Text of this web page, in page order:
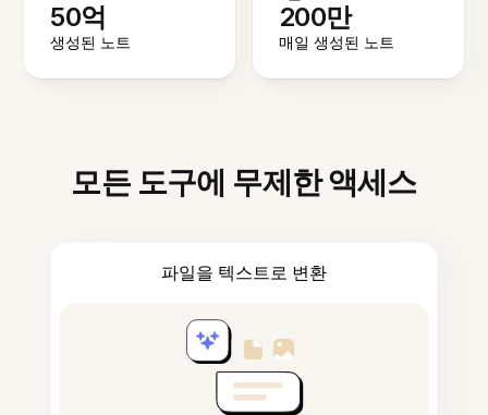
50억
생성된 노트
200만
매일 생성된 노트
모든 도구에 무제한 액세스
파일을 텍스트로 변환